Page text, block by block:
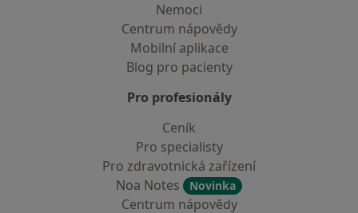
Nemoci
Centrum nápovědy
Mobilní aplikace
Blog pro pacienty
Pro profesionály
Ceník
Pro specialisty
Pro zdravotnická zařízení
Noa Notes
Novinka
Centrum nápovědy